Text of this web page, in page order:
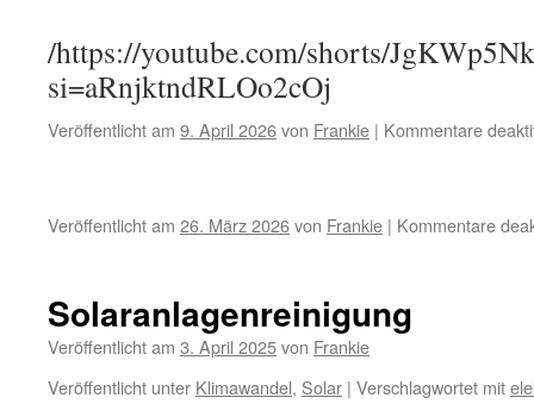
/https://youtube.com/shorts/
si=aRnjktndRLOo2cOj
Veröffentlicht am 9. April 2026von Frankie | Kommentare
Veröffentlicht am 26. März 2026von Frankie | Kommentare
Solaranlagenreinigung
Veröffentlicht am 3. April 2025von Frankie
Veröffentlicht unter Klimawandel, Solar | Verschlagwortet mit